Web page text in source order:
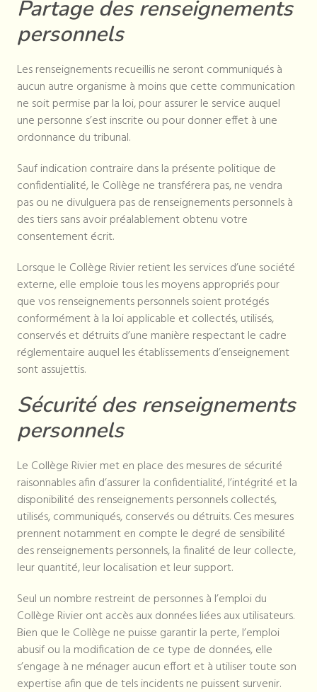
Partage des renseignements
personnels
Les renseignements recueillis ne seront communiqués à
aucun autre organisme à moins que cette communication
ne soit permise par la loi, pour assurer le service auquel
une personne s’est inscrite ou pour donner effet à une
ordonnance du tribunal.
Sauf indication contraire dans la présente politique de
confidentialité, le Collège ne transférera pas, ne vendra
pas ou ne divulguera pas de renseignements personnels à
des tiers sans avoir préalablement obtenu votre
consentement écrit.
Lorsque le Collège Rivier retient les services d’une société
externe, elle emploie tous les moyens appropriés pour
que vos renseignements personnels soient protégés
conformément à la loi applicable et collectés, utilisés,
conservés et détruits d’une manière respectant le cadre
réglementaire auquel les établissements d’enseignement
sont assujettis.
Sécurité des renseignements
personnels
Le Collège Rivier met en place des mesures de sécurité
raisonnables afin d’assurer la confidentialité, l’intégrité et la
disponibilité des renseignements personnels collectés,
utilisés, communiqués, conservés ou détruits. Ces mesures
prennent notamment en compte le degré de sensibilité
des renseignements personnels, la finalité de leur collecte,
leur quantité, leur localisation et leur support.
Seul un nombre restreint de personnes à l’emploi du
Collège Rivier ont accès aux données liées aux utilisateurs.
Bien que le Collège ne puisse garantir la perte, l’emploi
abusif ou la modification de ce type de données, elle
s’engage à ne ménager aucun effort et à utiliser toute son
expertise afin que de tels incidents ne puissent survenir.